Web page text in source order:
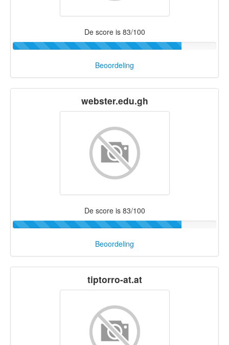
De score is 83/100
Beoordeling
webster.edu.gh
De score is 83/100
Beoordeling
tiptorro-at.at